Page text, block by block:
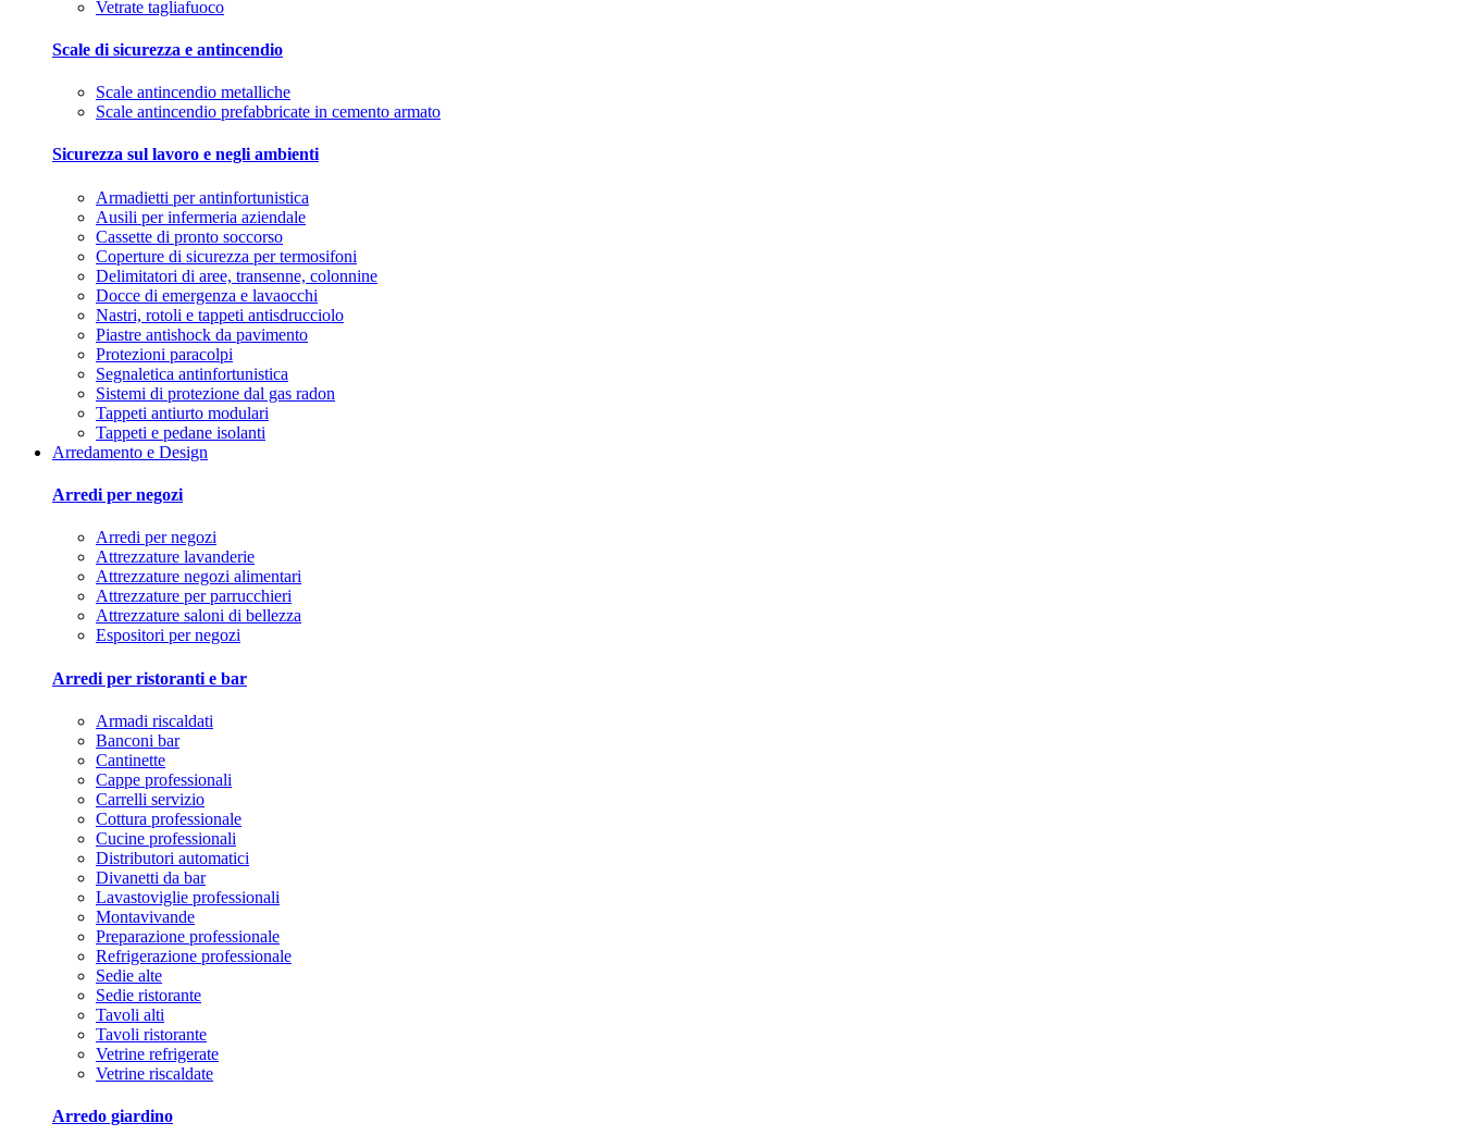
Vetrate tagliafuoco
Scale di sicurezza e antincendio
Scale antincendio metalliche
Scale antincendio prefabbricate in cemento armato
Sicurezza sul lavoro e negli ambienti
Armadietti per antinfortunistica
Ausili per infermeria aziendale
Cassette di pronto soccorso
Coperture di sicurezza per termosifoni
Delimitatori di aree, transenne, colonnine
Docce di emergenza e lavaocchi
Nastri, rotoli e tappeti antisdrucciolo
Piastre antishock da pavimento
Protezioni paracolpi
Segnaletica antinfortunistica
Sistemi di protezione dal gas radon
Tappeti antiurto modulari
Tappeti e pedane isolanti
Arredamento e Design
Arredi per negozi
Arredi per negozi
Attrezzature lavanderie
Attrezzature negozi alimentari
Attrezzature per parrucchieri
Attrezzature saloni di bellezza
Espositori per negozi
Arredi per ristoranti e bar
Armadi riscaldati
Banconi bar
Cantinette
Cappe professionali
Carrelli servizio
Cottura professionale
Cucine professionali
Distributori automatici
Divanetti da bar
Lavastoviglie professionali
Montavivande
Preparazione professionale
Refrigerazione professionale
Sedie alte
Sedie ristorante
Tavoli alti
Tavoli ristorante
Vetrine refrigerate
Vetrine riscaldate
Arredo giardino